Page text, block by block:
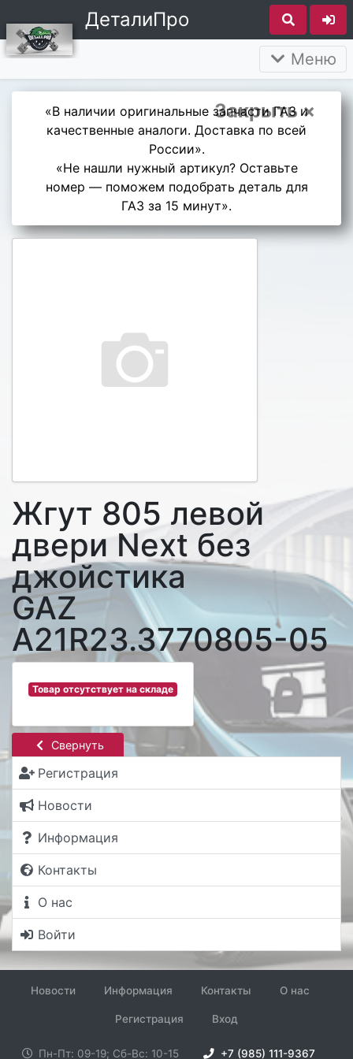
ДеталиПро
Меню
Закрыть ×
«В наличии оригинальные запчасти ГАЗ и
качественные аналоги. Доставка по всей
России».
«Не нашли нужный артикул? Оставьте
номер — поможем подобрать деталь для
ГАЗ за 15 минут».
Свернуть
Регистрация
Новости
Информация
Контакты
О нас
Войти
Жгут 805 левой
двери Next без
джойстика
GAZ
A21R23.3770805-05
Товар отсутствует на складе
Новости Информация Контакты О нас
Регистрация Вход
Пн-Пт: 09-19; Сб-Вс: 10-15 +7 (985) 111-9367